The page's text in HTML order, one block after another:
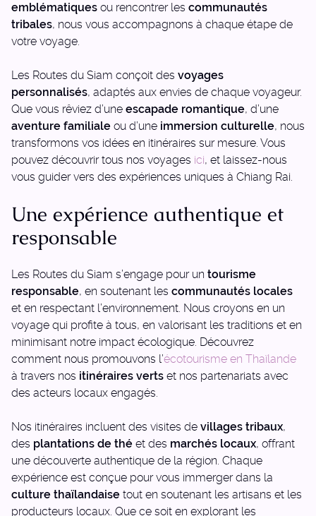
emblématiques ou rencontrer les communautés
tribales, nous vous accompagnons à chaque étape de
votre voyage.
Les Routes du Siam conçoit des voyages
personnalisés, adaptés aux envies de chaque voyageur.
Que vous rêviez d’une escapade romantique, d’une
aventure familiale ou d’une immersion culturelle, nous
transformons vos idées en itinéraires sur mesure. Vous
pouvez découvrir tous nos voyages ici, et laissez-nous
vous guider vers des expériences uniques à Chiang Rai.
Une expérience authentique et
responsable
Les Routes du Siam s’engage pour un tourisme
responsable, en soutenant les communautés locales
et en respectant l’environnement. Nous croyons en un
voyage qui profite à tous, en valorisant les traditions et en
minimisant notre impact écologique. Découvrez
comment nous promouvons l’écotourisme en Thaïlande
à travers nos itinéraires verts et nos partenariats avec
des acteurs locaux engagés.
Nos itinéraires incluent des visites de villages tribaux,
des plantations de thé et des marchés locaux, offrant
une découverte authentique de la région. Chaque
expérience est conçue pour vous immerger dans la
culture thaïlandaise tout en soutenant les artisans et les
producteurs locaux. Que ce soit en explorant les